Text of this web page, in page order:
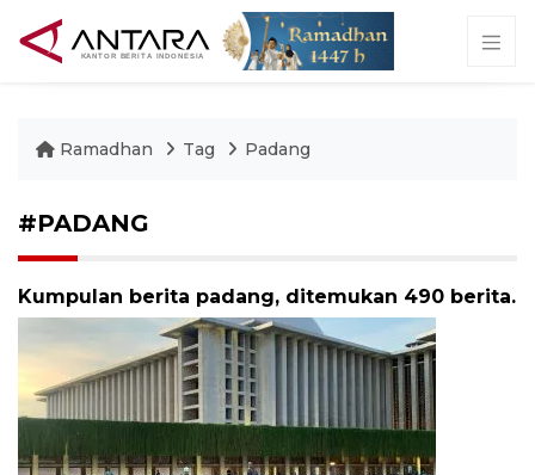
Ramadhan Tag Padang
#PADANG
Kumpulan berita padang, ditemukan 490 berita.